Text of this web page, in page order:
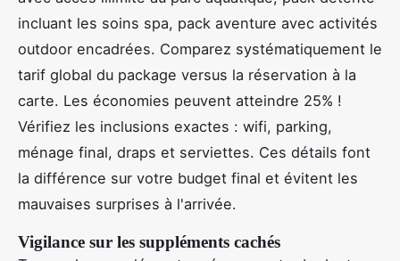
incluant les soins spa, pack aventure avec activités
outdoor encadrées. Comparez systématiquement le
tarif global du package versus la réservation à la
carte. Les économies peuvent atteindre 25% !
Vérifiez les inclusions exactes : wifi, parking,
ménage final, draps et serviettes. Ces détails font
la différence sur votre budget final et évitent les
mauvaises surprises à l'arrivée.
Vigilance sur les suppléments cachés